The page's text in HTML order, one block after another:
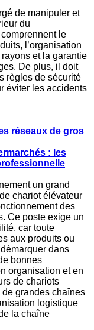
de manipuler et
du
le
l’organisation
et la garantie
De plus, il doit
règles de sécurité
éviter les accidents
réseaux de gros
: les
un grand
chariot élévateur
des
Ce poste exige un
car toute
aux produits ou
dans
bonnes
organisation et en
de chariots
grandes chaînes
logistique
la chaîne